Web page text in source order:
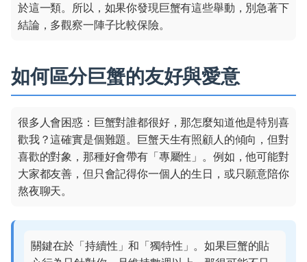
於這一類。所以，如果你發現巨蟹有這些舉動，別急著下
結論，多觀察一陣子比較保險。
如何區分巨蟹的友好與愛意
很多人會困惑：巨蟹對誰都很好，那怎麼知道他是特別喜
歡我？這確實是個難題。巨蟹天生有照顧人的傾向，但對
喜歡的對象，那種好會帶有「專屬性」。例如，他可能對
大家都友善，但只會記得你一個人的生日，或只願意陪你
熬夜聊天。
關鍵在於「持續性」和「獨特性」。如果巨蟹的貼